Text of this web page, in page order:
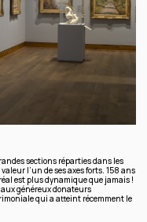
sections réparties dans les
l’un de ses axes forts. 158 ans
est plus dynamique que jamais !
généreux donateurs
qui a atteint récemment le